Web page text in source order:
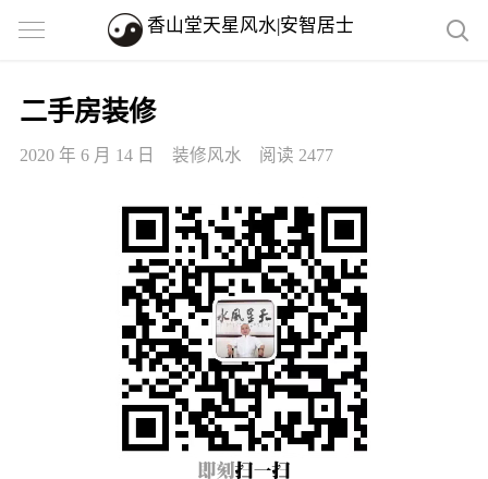
香山堂天星风水|安智居士
二手房装修
2020 年 6 月 14 日 装修风水 阅读 2477